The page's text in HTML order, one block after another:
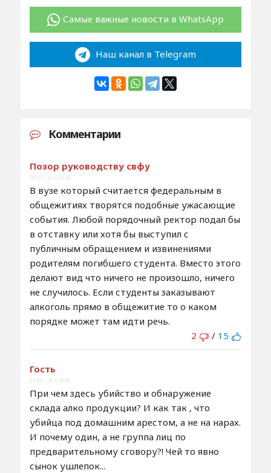
Самые важные новости в WhatsApp
Наш канал в Telegram
Комментарии
Позор руководству свфу
20:23 / 26.5.2026
В вузе который считается федеральным в
общежитиях творятся подобные ужасающие
события. Любой порядочный ректор подал бы
в отставку или хотя бы выступил с
публичным обращением и извинениями
родителям погибшего студента. Вместо этого
делают вид что ничего не произошло, ничего
не случилось. Если студенты заказывают
алкоголь прямо в общежитие то о каком
порядке может там идти речь.
2
/ 15
Гость
21:06 / 26.5.2026
При чем здесь убийство и обнаружение
склада алко продукции? И как так , что
убийца под домашним арестом, а не на нарах.
И почему один, а не группа лиц по
предварительному сговору?! Чей то явно
сынок ушлепок...